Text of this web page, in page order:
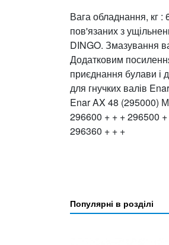
Вага обладнання, кг :
пов'язаних з
DINGO. Змазування
Додатковим
приєднання булави і
для гнучких валів
Enar AX 48 (295000)
296600 + + + 296500
296360 + + +
Популярні в розділі